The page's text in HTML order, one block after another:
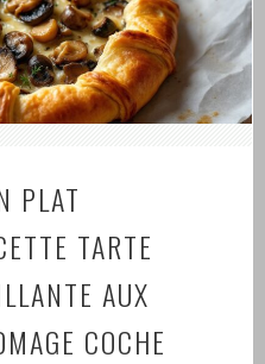
PLAT
TARTE
AUX
COCHE